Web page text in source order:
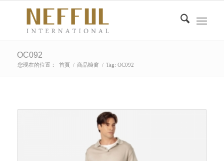
OC092
您現在的位置： 首頁 / 商品櫥窗 / Tag: OC092